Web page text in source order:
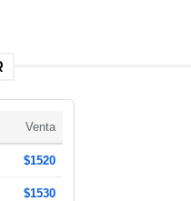
Venta
$1520
$1530